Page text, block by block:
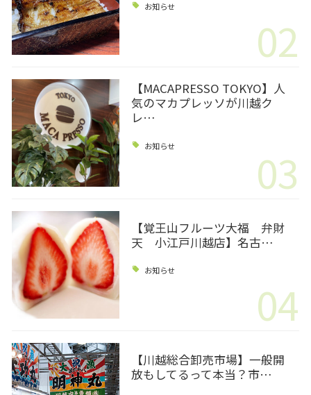
お知らせ
02
【MACAPRESSO TOKYO】人
気のマカプレッソが川越ク
レ…
お知らせ 03
【覚王山フルーツ大福 弁財
天 小江戸川越店】名古…
お知らせ
04
【川越総合卸売市場】一般開
放もしてるって本当？市…